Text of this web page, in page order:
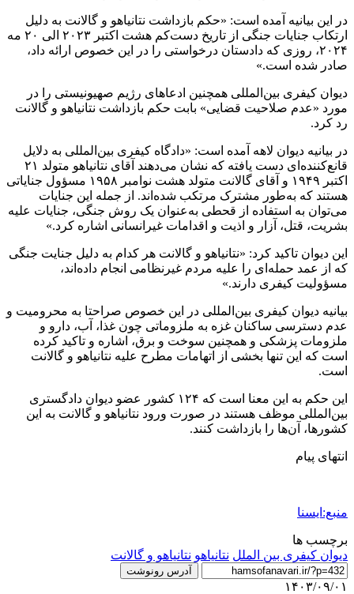
در این بیانیه آمده است: «حکم بازداشت نتانیاهو و گالانت به دلیل
ارتکاب جنایات جنگی از تاریخ دست‌کم هشت اکتبر ۲۰۲۳ الی ۲۰ مه
۲۰۲۴، روزی که دادستان درخواستی را در این خصوص ارائه داد،
صادر شده است.»
دیوان کیفری بین‌المللی همچنین ادعاهای رژیم صهیونیستی را در
مورد «عدم صلاحیت قضایی» بابت حکم بازداشت نتانیاهو و گالانت
رد کرد.
در بیانیه دیوان لاهه آمده است: «دادگاه کیفری بین‌المللی به دلایل
قانع‌کننده‌ای دست یافته که نشان می‌دهند آقای نتانیاهو متولد ۲۱
اکتبر ۱۹۴۹ و آقای گالانت متولد هشت نوامبر ۱۹۵۸ مسؤول جنایاتی
هستند که به‌طور مشترک مرتکب شده‌اند. از جمله این جنایات
می‌توان به استفاده از قحطی به‌عنوان یک روش جنگی، جنایات علیه
بشریت، قتل، آزار و اذیت و اقدامات غیرانسانی اشاره کرد.»
این دیوان تاکید کرد: «نتانیاهو و گالانت هر کدام به دلیل جنایت جنگی
که از عمد حمله‌ای را علیه مردم غیرنظامی انجام داده‌اند،
مسؤولیت کیفری دارند.»
بیانیه دیوان کیفری بین‌المللی در این خصوص صراحتا به محرومیت و
عدم دسترسی ساکنان غزه به ملزوماتی چون غذا، آب، دارو و
ملزومات پزشکی و همچنین سوخت و برق، اشاره و تاکید کرده
است که این تنها بخشی از اتهامات مطرح علیه نتانیاهو و گالانت
است.
این حکم به این معنا است که ۱۲۴ کشور عضو دیوان دادگستری
بین‌المللی موظف هستند در صورت ورود نتانیاهو و گالانت به این
کشورها، آن‌ها را بازداشت کنند.
انتهای پیام
منبع:ایسنا
برچسب ها
دیوان کیفری بین الملل نتانياهو نتانیاهو و گالانت
آدرس رونوشت
۱۴۰۳/۰۹/۰۱